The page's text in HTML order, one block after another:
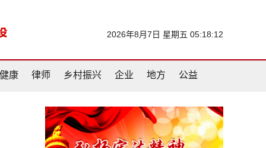
2026年8月7日 星期五 05:18:13
健康 律师 乡村振兴 企业 地方 公益